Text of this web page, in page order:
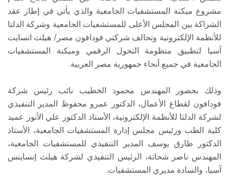
مشروع ميكنة المستشفيات الجامعية والذي يأتي في إطار عقد
الشراكة بين المجلس الأعلى للمستشفيات الجامعية وشركة الدلتا
للأنظمة الإلكترونية وتحالف شركتي فودافون مصر/ هيلث انسايت
آسيا لتطبيق منظومة التحول الرقمي وميكنة المستشفيات
الجامعية في جميع أنحاء جمهورية مصر العربية.
وذلك بحضور المهندس محمود الخطيب نائب رئيس شركة
فودافون لقطاع الأعمال، الدكتور عمرو محفوظ المدير التنفيذي
لشركة الدلتا للأنظمة الإلكترونية، الأستاذ الدكتور علي الأنور عميد
كلية الطب ورئيس مجلس إدارة المستشفيات الجامعية، الأستاذ
الدكتور طارق يوسف المدير التنفيذي للمستشفيات الجامعية،
المهندس ناصر شحاتة، الرئيس التنفيذي لشركة هيلث إنسايتس
آسيا، والسادة مديري المستشفيات.